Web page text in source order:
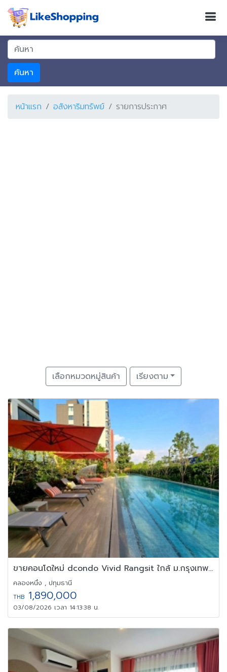
ค้นหา
หน้าแรก อสังหาริมทรัพย์ รายการประกาศ
เลือกหมวดหมู่สินค้า เรียงตาม
ขายคอนโดใหม่ dcondo Vivid Rangsit ใกล้ ม.กรุงเทพ รังสิต ปทุมธานี
คลองหนึ่ง , ปทุมธานี
THB 1,890,000
03/08/2026 เวลา 14:13:38 น.